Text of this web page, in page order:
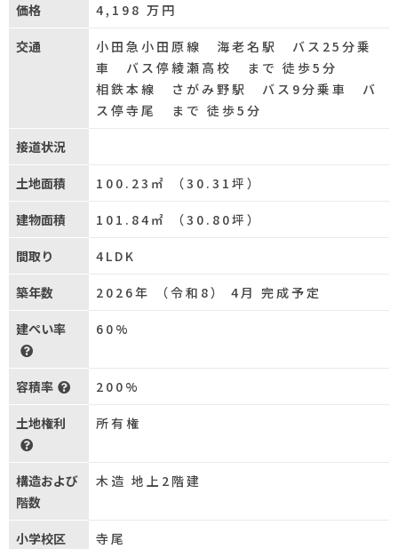
価格 4,198 万円
交通
小田急小田原線 海老名駅 バス25分乗
車 バス停綾瀬高校 まで 徒歩5分
相鉄本線 さがみ野駅 バス9分乗車 バ
ス停寺尾 まで 徒歩5分
接道状況
土地面積 100.23㎡ （30.31坪）
建物面積 101.84㎡ （30.80坪）
間取り 4LDK
築年数 2026年 （令和8） 4月 完成予定
建ぺい率 60%
容積率 200%
土地権利 所有権
構造および
階数
木造 地上2階建
小学校区 寺尾